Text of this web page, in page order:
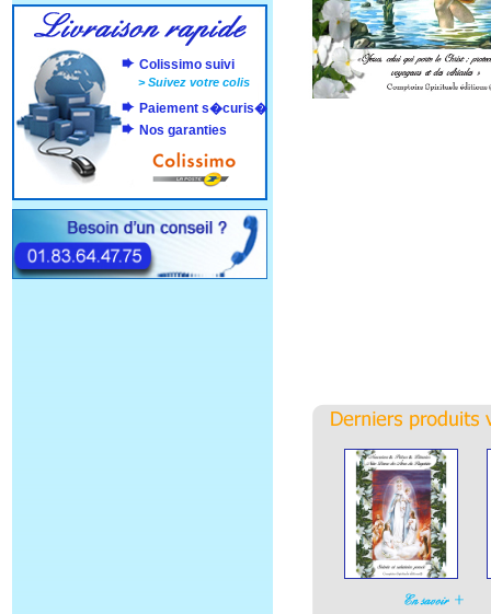
Colissimo suivi
>Suivez votre colis
Paiement s�curis�
Nos garanties